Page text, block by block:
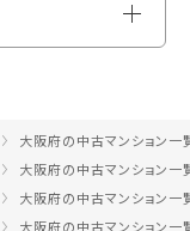
大阪府の中古マンション一
大阪府の中古マンション一
大阪府の中古マンション一
大阪府の中古マンション一